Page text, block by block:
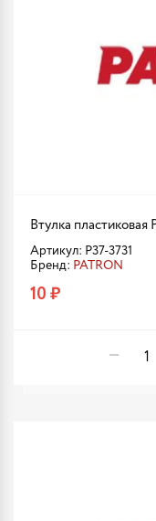
Втулка пластиковая
Артикул: P37-3731
Бренд: PATRON
10 ₽